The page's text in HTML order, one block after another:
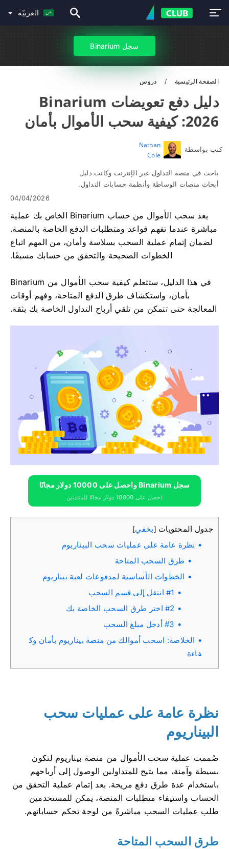
العربيّة
سجل Binarium
الصفحة الرئيسية دروس
دليل دفع تعويضات Binarium
2026: كيفية سحب الأموال بأمان
كتب بواسطة
Nathan
Cole
باحث في منصة التداول عبر الإنترنت وكاتب دليل
أبحاث منصات الوساطة وأنظمة حسابات التداول.
04/04/2026
يعد سحب الأموال من حساب Binarium الخاص بك عملية
مباشرة عندما تفهم قواعد ومتطلبات الدفع الخاصة بالمنصة.
لضمان إتمام عملية السحب بسلاسة وأمان، من المهم اتباع
الخطوات الصحيحة والتحقق من حسابك مسبقًا.
في هذا الدليل، ستتعلم كيفية سحب الأموال من Binarium
بأمان، واستكشاف طرق الدفع المتاحة، وفهم أوقات
المعالجة حتى تتمكن من تلقي أرباح التداول الخاصة بك بثقة.
سجل Binarium واحصل على 10000 دولار مجانًا
احصل على 10000 دولار مجانًا للمبتدئين
جدول المحتويات [يخفي]
نظرة عامة على عمليات سحب البيناريوم
طرق السحب المتاحة
الخطوات الأساسية لمدفوعات لعبة بيناريوم
#1 انتقل إلى قسم السحب
#2 اختر طرق السحب الخاصة بك
#3 أدخل مبلغ السحب
الخلاصة: اسحب أموالك من منصة بيناريوم بأمان وك
فاءة
نظرة عامة على عمليات سحب
البيناريوم
صُممت عملية سحب الأموال من منصة بيناريوم لتكون
بسيطة وآمنة، مما يتيح للمتداولين الوصول إلى أرباحهم
باستخدام عدة طرق دفع مريحة. بعد إتمام عملية التحقق من
الحساب واستيفاء متطلبات المنصة، يمكن للمستخدمين
طلب عمليات السحب مباشرةً من لوحة تحكم حساباتهم.
طرق السحب المتاحة